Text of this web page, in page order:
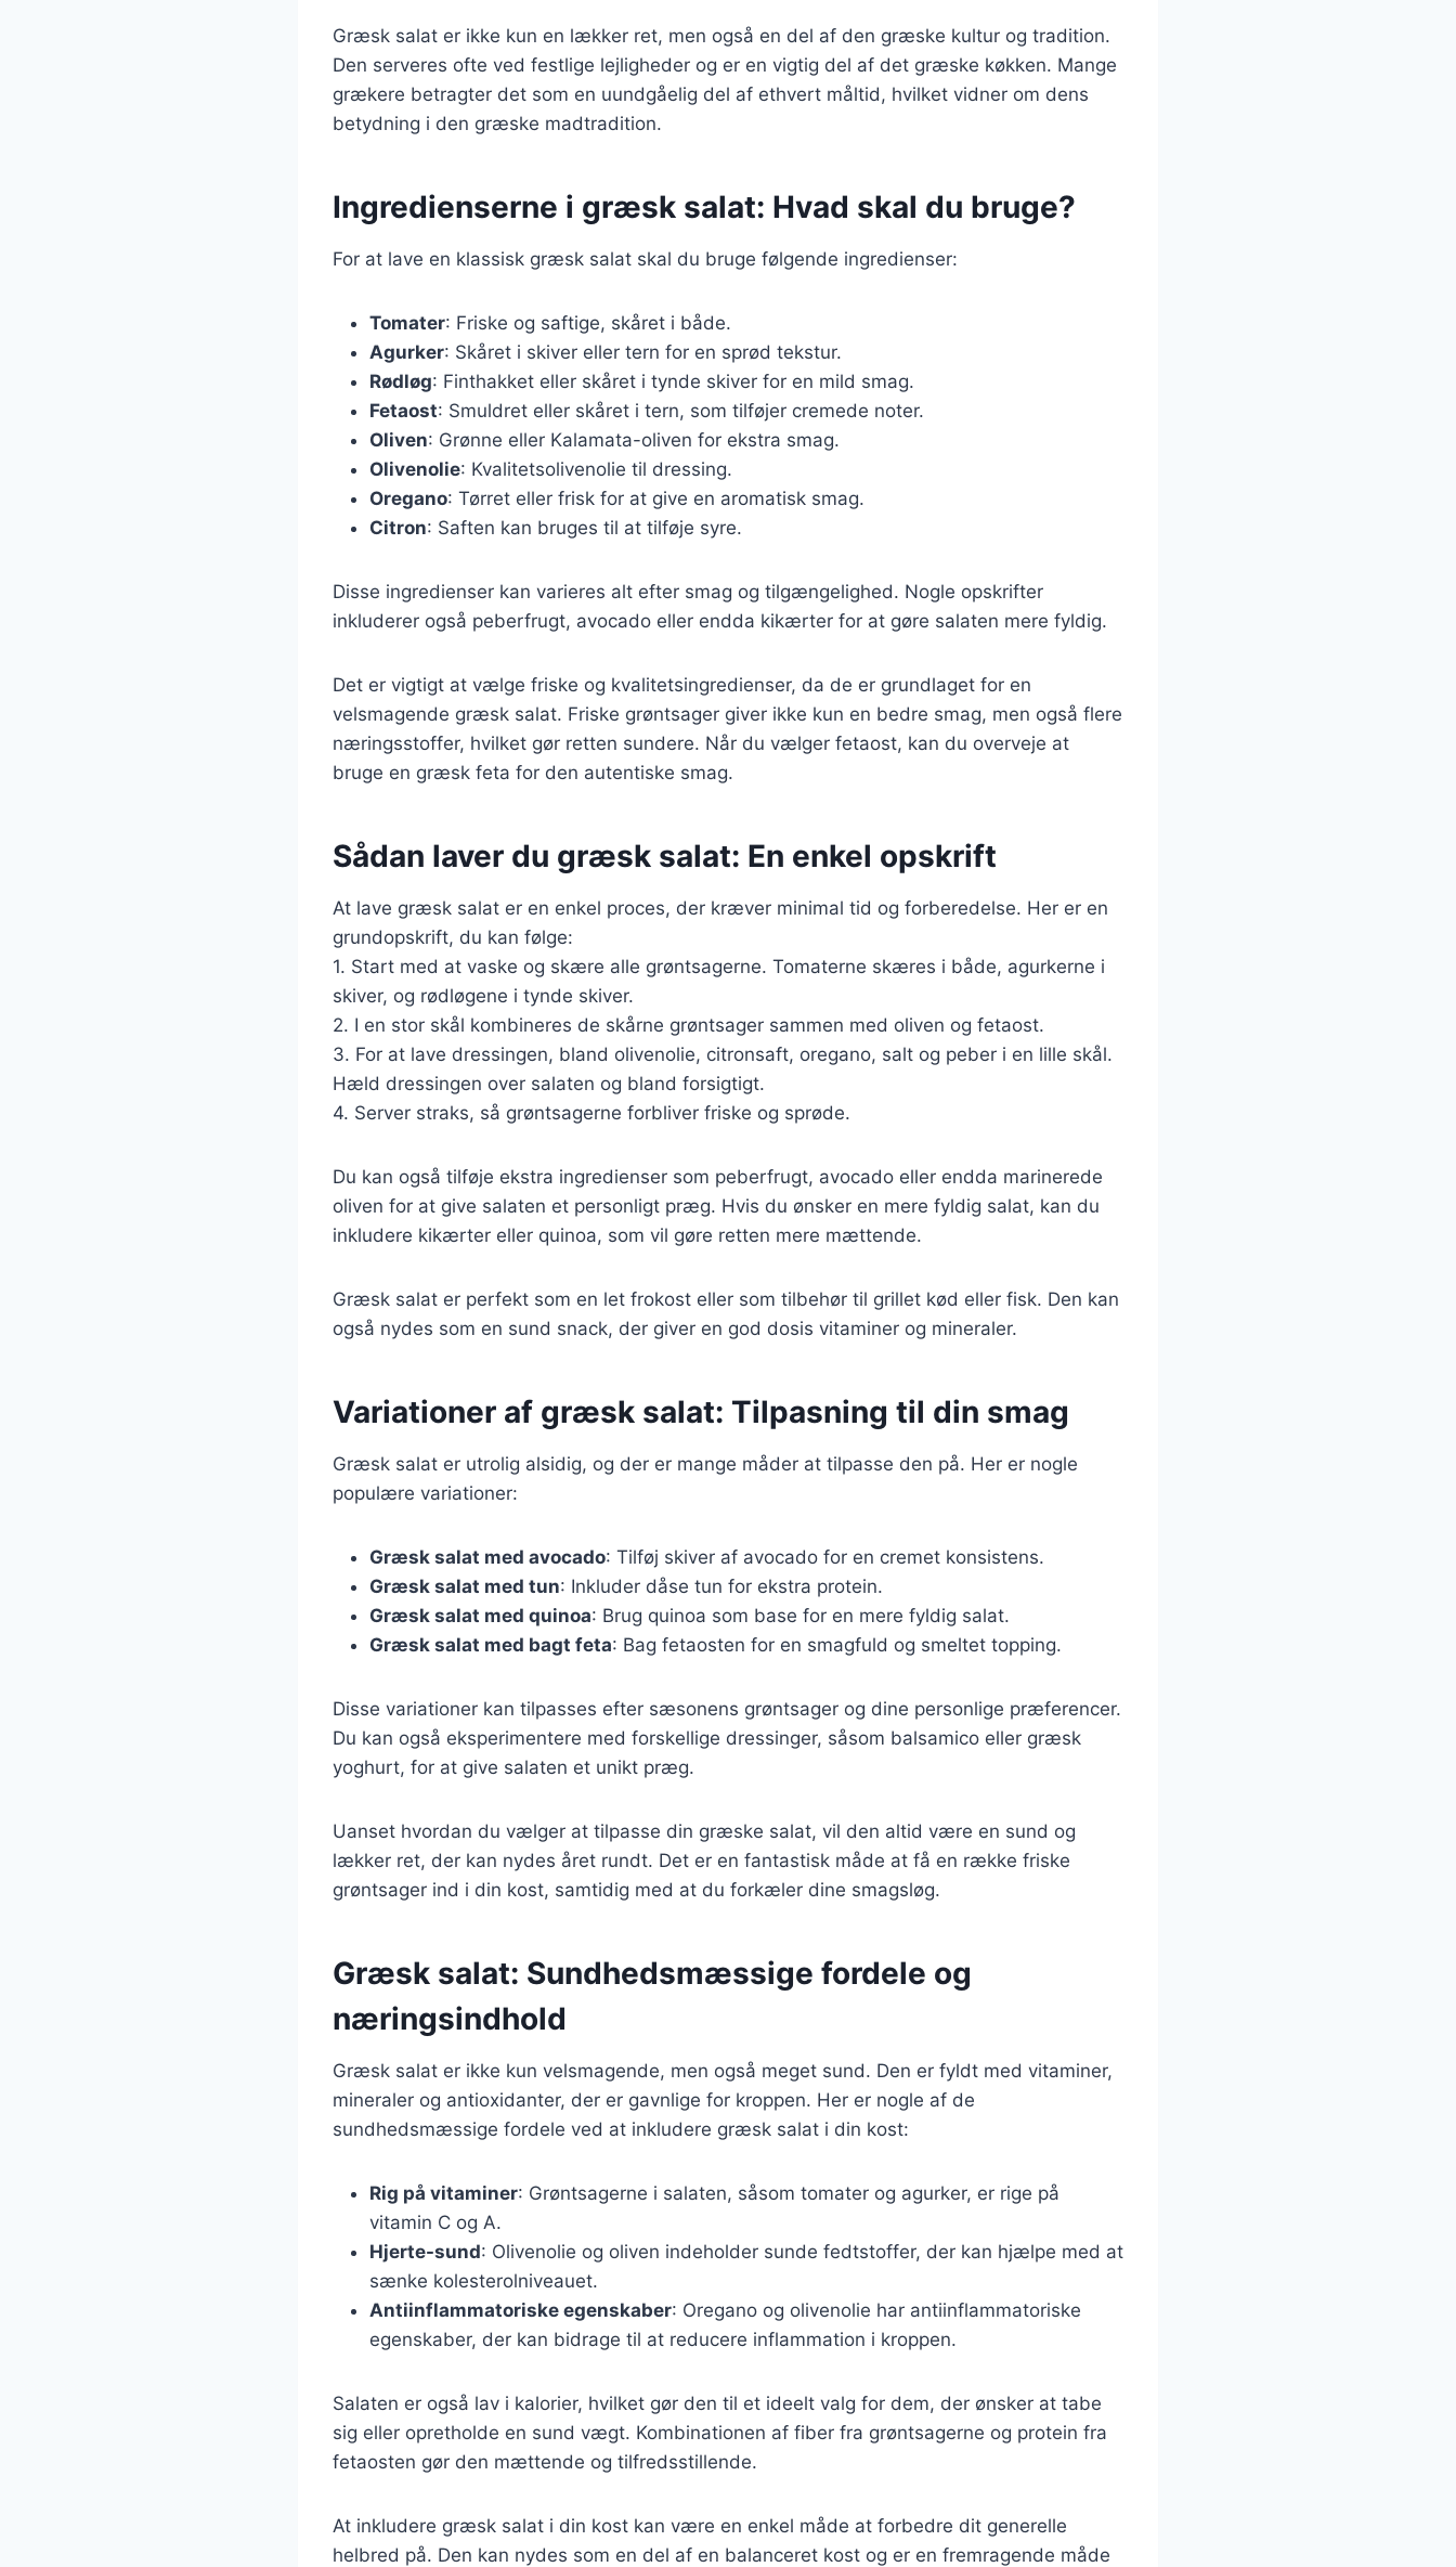
Græsk salat er ikke kun en lækker ret, men også en del af den græske kultur og tradition.
Den serveres ofte ved festlige lejligheder og er en vigtig del af det græske køkken. Mange
grækere betragter det som en uundgåelig del af ethvert måltid, hvilket vidner om dens
betydning i den græske madtradition.
Ingredienserne i græsk salat: Hvad skal du bruge?
For at lave en klassisk græsk salat skal du bruge følgende ingredienser:
Tomater: Friske og saftige, skåret i både.
Agurker: Skåret i skiver eller tern for en sprød tekstur.
Rødløg: Finthakket eller skåret i tynde skiver for en mild smag.
Fetaost: Smuldret eller skåret i tern, som tilføjer cremede noter.
Oliven: Grønne eller Kalamata-oliven for ekstra smag.
Olivenolie: Kvalitetsolivenolie til dressing.
Oregano: Tørret eller frisk for at give en aromatisk smag.
Citron: Saften kan bruges til at tilføje syre.
Disse ingredienser kan varieres alt efter smag og tilgængelighed. Nogle opskrifter
inkluderer også peberfrugt, avocado eller endda kikærter for at gøre salaten mere fyldig.
Det er vigtigt at vælge friske og kvalitetsingredienser, da de er grundlaget for en
velsmagende græsk salat. Friske grøntsager giver ikke kun en bedre smag, men også flere
næringsstoffer, hvilket gør retten sundere. Når du vælger fetaost, kan du overveje at
bruge en græsk feta for den autentiske smag.
Sådan laver du græsk salat: En enkel opskrift
At lave græsk salat er en enkel proces, der kræver minimal tid og forberedelse. Her er en
grundopskrift, du kan følge:
1. Start med at vaske og skære alle grøntsagerne. Tomaterne skæres i både, agurkerne i
skiver, og rødløgene i tynde skiver.
2. I en stor skål kombineres de skårne grøntsager sammen med oliven og fetaost.
3. For at lave dressingen, bland olivenolie, citronsaft, oregano, salt og peber i en lille skål.
Hæld dressingen over salaten og bland forsigtigt.
4. Server straks, så grøntsagerne forbliver friske og sprøde.
Du kan også tilføje ekstra ingredienser som peberfrugt, avocado eller endda marinerede
oliven for at give salaten et personligt præg. Hvis du ønsker en mere fyldig salat, kan du
inkludere kikærter eller quinoa, som vil gøre retten mere mættende.
Græsk salat er perfekt som en let frokost eller som tilbehør til grillet kød eller fisk. Den kan
også nydes som en sund snack, der giver en god dosis vitaminer og mineraler.
Variationer af græsk salat: Tilpasning til din smag
Græsk salat er utrolig alsidig, og der er mange måder at tilpasse den på. Her er nogle
populære variationer:
Græsk salat med avocado: Tilføj skiver af avocado for en cremet konsistens.
Græsk salat med tun: Inkluder dåse tun for ekstra protein.
Græsk salat med quinoa: Brug quinoa som base for en mere fyldig salat.
Græsk salat med bagt feta: Bag fetaosten for en smagfuld og smeltet topping.
Disse variationer kan tilpasses efter sæsonens grøntsager og dine personlige præferencer.
Du kan også eksperimentere med forskellige dressinger, såsom balsamico eller græsk
yoghurt, for at give salaten et unikt præg.
Uanset hvordan du vælger at tilpasse din græske salat, vil den altid være en sund og
lækker ret, der kan nydes året rundt. Det er en fantastisk måde at få en række friske
grøntsager ind i din kost, samtidig med at du forkæler dine smagsløg.
Græsk salat: Sundhedsmæssige fordele og
næringsindhold
Græsk salat er ikke kun velsmagende, men også meget sund. Den er fyldt med vitaminer,
mineraler og antioxidanter, der er gavnlige for kroppen. Her er nogle af de
sundhedsmæssige fordele ved at inkludere græsk salat i din kost:
Rig på vitaminer: Grøntsagerne i salaten, såsom tomater og agurker, er rige på
vitamin C og A.
Hjerte-sund: Olivenolie og oliven indeholder sunde fedtstoffer, der kan hjælpe med at
sænke kolesterolniveauet.
Antiinflammatoriske egenskaber: Oregano og olivenolie har antiinflammatoriske
egenskaber, der kan bidrage til at reducere inflammation i kroppen.
Salaten er også lav i kalorier, hvilket gør den til et ideelt valg for dem, der ønsker at tabe
sig eller opretholde en sund vægt. Kombinationen af fiber fra grøntsagerne og protein fra
fetaosten gør den mættende og tilfredsstillende.
At inkludere græsk salat i din kost kan være en enkel måde at forbedre dit generelle
helbred på. Den kan nydes som en del af en balanceret kost og er en fremragende måde